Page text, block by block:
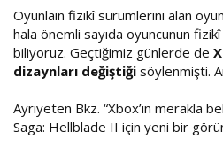
t
a
n
r
i
h
Oyunlaın fizikî sürümlerini alan
hala önemli sayıda oyuncunun
biliyoruz. Geçtiğimiz günlerde de
dizaynları değiştiği söylenmişti.
Ayrıyeten Bkz. “Xbox’ın merakla
Saga: Hellblade II için yeni bir